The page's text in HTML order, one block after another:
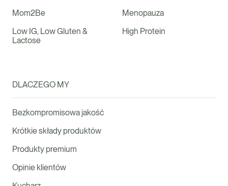
Mom2Be
Low IG, Low Gluten &
Lactose
Menopauza
High Protein
DLACZEGO MY
Bezkompromisowa jakość
Krótkie składy produktów
Produkty premium
Opinie klientów